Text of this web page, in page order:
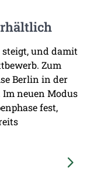
steigt, und damit
Zum
Berlin in der
Im neuen Modus
fest,